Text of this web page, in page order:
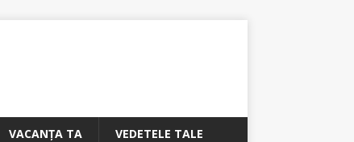
VACANȚA TA VEDETELE TALE